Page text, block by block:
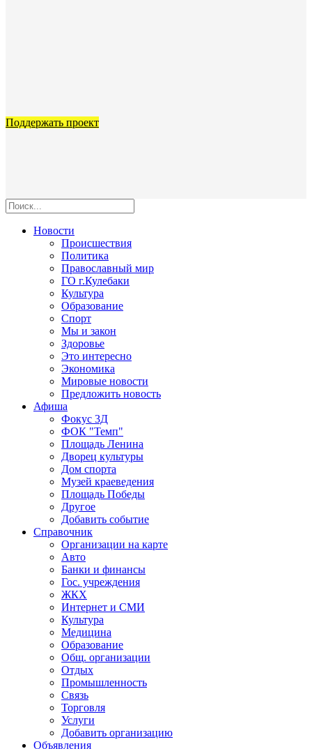
Поддержать проект
Новости
Происшествия
Политика
Православный мир
ГО г.Кулебаки
Культура
Образование
Спорт
Мы и закон
Здоровье
Это интересно
Экономика
Мировые новости
Предложить новость
Афиша
Фокус 3Д
ФОК "Темп"
Площадь Ленина
Дворец культуры
Дом спорта
Музей краеведения
Площадь Победы
Другое
Добавить событие
Справочник
Организации на карте
Авто
Банки и финансы
Гос. учреждения
ЖКХ
Интернет и СМИ
Культура
Медицина
Образование
Общ. организации
Отдых
Промышленность
Связь
Торговля
Услуги
Добавить организацию
Объявления